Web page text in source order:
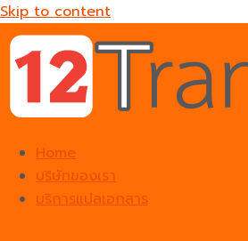
Skip to content
Home
บริษัทของเรา
บริการแปลเอกสาร